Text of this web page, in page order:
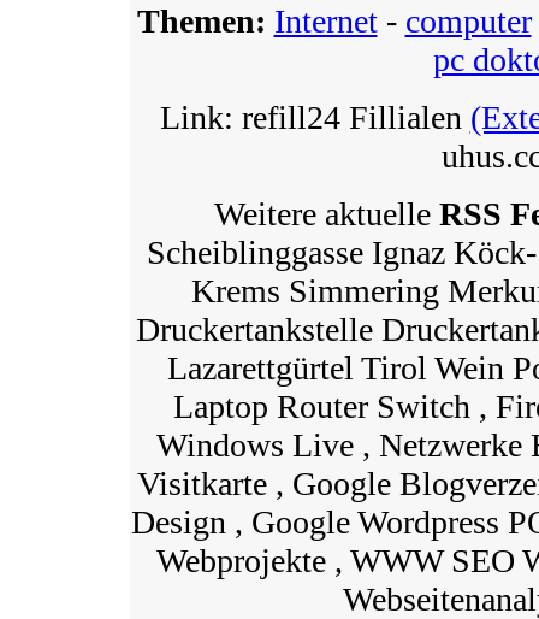
Themen: Internet- computer
pc
Link: refill24 Fillialen
Weitere aktuelle RSS
Scheiblinggasse Ignaz
Krems Simmering
Druckertankstelle
Lazarettgürtel Tirol Wein
Laptop Router Switch ,
Windows Live , Netzwerke
Visitkarte , Google
Design , Google Wordpress
Webprojekte , WWW SEO